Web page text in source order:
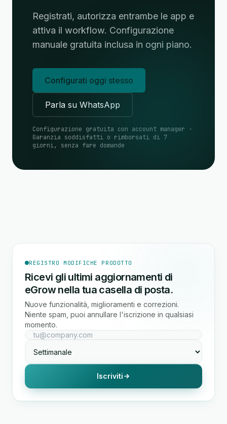
Registrati, autorizza entrambe le app e
attiva il workflow. Configurazione
manuale gratuita inclusa in ogni piano.
Configurati oggi stesso
Parla su WhatsApp
Configurazione gratuita con account manager ·
Garanzia soddisfatti o rimborsati di 7
giorni, senza fare domande
REGISTRO MODIFICHE PRODOTTO
Ricevi gli ultimi aggiornamenti di
eGrow nella tua casella di posta.
Nuove funzionalità, miglioramenti e correzioni.
Niente spam, puoi annullare l'iscrizione in qualsiasi
momento.
Iscriviti